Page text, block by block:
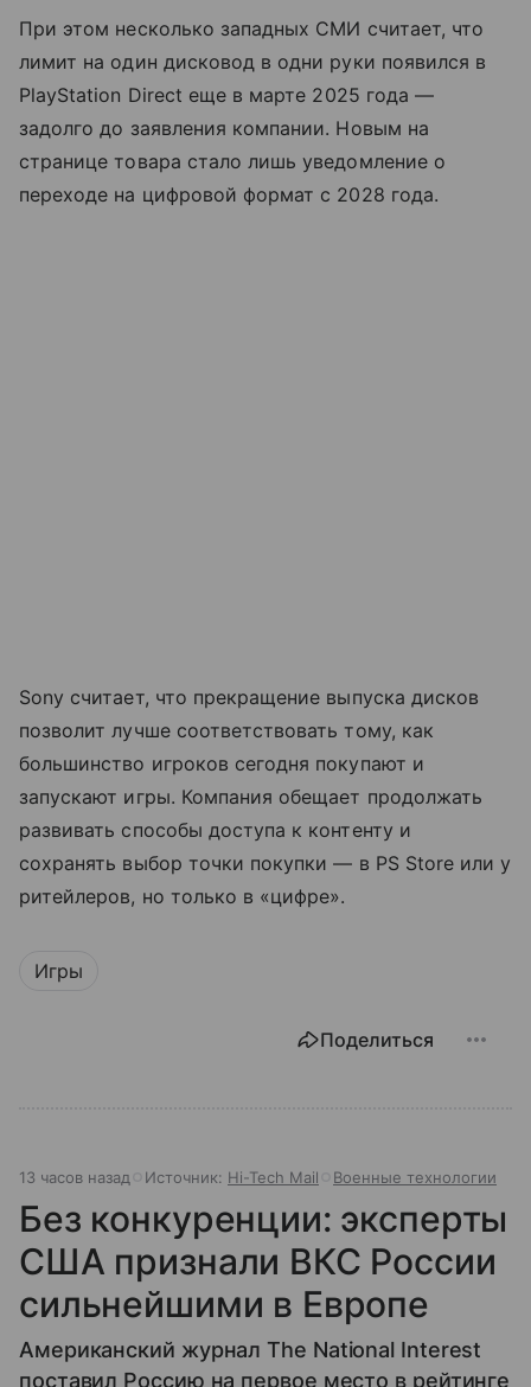
При этом несколько западных СМИ считает, что
лимит на один дисковод в одни руки появился в
PlayStation Direct еще в марте 2025 года —
задолго до заявления компании. Новым на
странице товара стало лишь уведомление о
переходе на цифровой формат с 2028 года.
Sony считает, что прекращение выпуска дисков
позволит лучше соответствовать тому, как
большинство игроков сегодня покупают и
запускают игры. Компания обещает продолжать
развивать способы доступа к контенту и
сохранять выбор точки покупки — в PS Store или у
ритейлеров, но только в «цифре».
Игры
Поделиться
13 часов назад Источник: Hi-Tech Mail Военные технологии
Без конкуренции: эксперты
США признали ВКС России
сильнейшими в Европе
Американский журнал The National Interest
поставил Россию на первое место в рейтинге